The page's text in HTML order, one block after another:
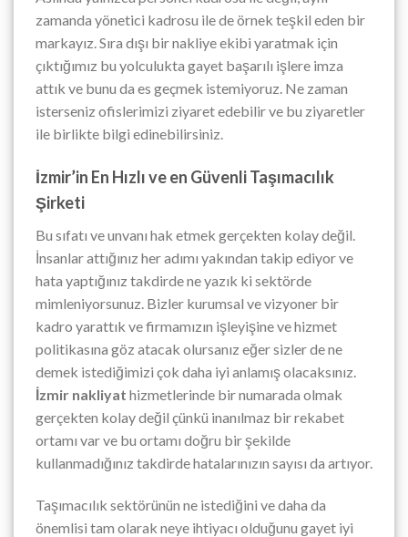
zamanda yönetici kadrosu ile de örnek teşkil eden bir
markayız. Sıra dışı bir nakliye ekibi yaratmak için
çıktığımız bu yolculukta gayet başarılı işlere imza
attık ve bunu da es geçmek istemiyoruz. Ne zaman
isterseniz ofislerimizi ziyaret edebilir ve bu ziyaretler
ile birlikte bilgi edinebilirsiniz.
İzmir’in En Hızlı ve en Güvenli Taşımacılık
Şirketi
Bu sıfatı ve unvanı hak etmek gerçekten kolay değil.
İnsanlar attığınız her adımı yakından takip ediyor ve
hata yaptığınız takdirde ne yazık ki sektörde
mimleniyorsunuz. Bizler kurumsal ve vizyoner bir
kadro yarattık ve firmamızın işleyişine ve hizmet
politikasına göz atacak olursanız eğer sizler de ne
demek istediğimizi çok daha iyi anlamış olacaksınız.
İzmir nakliyat hizmetlerinde bir numarada olmak
gerçekten kolay değil çünkü inanılmaz bir rekabet
ortamı var ve bu ortamı doğru bir şekilde
kullanmadığınız takdirde hatalarınızın sayısı da artıyor.
Taşımacılık sektörünün ne istediğini ve daha da
önemlisi tam olarak neye ihtiyacı olduğunu gayet iyi